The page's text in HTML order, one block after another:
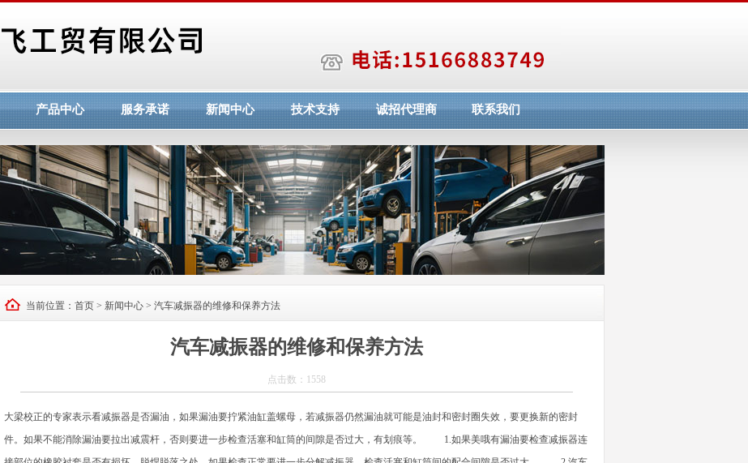
产品中心 服务承诺 新闻中心 技术支持 诚招代理商 联系我们
当前位置： 首页 > 新闻中心 > 汽车减振器的维修和保养方法
汽车减振器的维修和保养方法
点击数：1558
大梁校正的专家表示看减振器是否漏油，如果漏油要拧紧油缸盖螺母，若减振器仍然漏油就可能是油封和密封圈失效，要更换新的密封
件。如果不能消除漏油要拉出减震杆，否则要进一步检查活塞和缸筒的间隙是否过大，有划痕等。 1.如果美哦有漏油要检查减振器连